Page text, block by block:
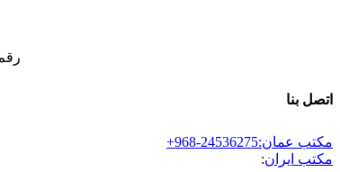
رقم 26، الطابق 12، الوحدة أ، شارع شيراز الشمالي، شارع
اتصل بنا
مكتب عمان:+968-24536275
مكتب ایران: